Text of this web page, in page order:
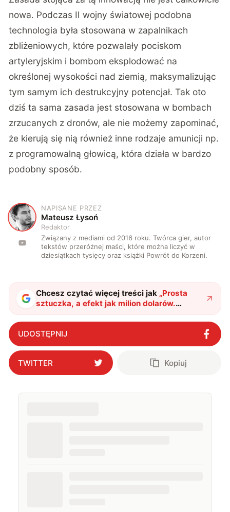
nowa. Podczas II wojny światowej podobna
technologia była stosowana w zapalnikach
zbliżeniowych, które pozwalały pociskom
artyleryjskim i bombom eksplodować na
określonej wysokości nad ziemią, maksymalizując
tym samym ich destrukcyjny potencjał. Tak oto
dziś ta sama zasada jest stosowana w bombach
zrzucanych z dronów, ale nie możemy zapominać,
że kierują się nią również inne rodzaje amunicji np.
z programowalną głowicą, która działa w bardzo
podobny sposób.
M
NAPISANE PRZEZ
Mateusz Łysoń
Redaktor
Związany z mediami od 2016 roku. Twórca gier, autor
tekstów przeróżnej maści, które można liczyć w
dziesiątkach tysięcy oraz książki Powrót do Korzeni.
Chcesz czytać więcej treści jak „Prosta
sztuczka, a efekt jak milion dolarów.
Ukraina zmodernizowała swoje drony"?
UDOSTĘPNIJ
TWITTER Kopiuj